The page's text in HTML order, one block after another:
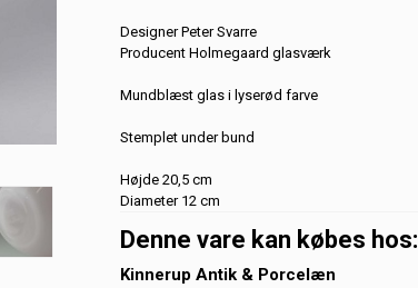
Designer Peter Svarre
Producent Holmegaard glasværk
Mundblæst glas i lyserød farve
Stemplet under bund
Højde 20,5 cm
Diameter 12 cm
Denne vare kan købes hos:
Kinnerup Antik & Porcelæn